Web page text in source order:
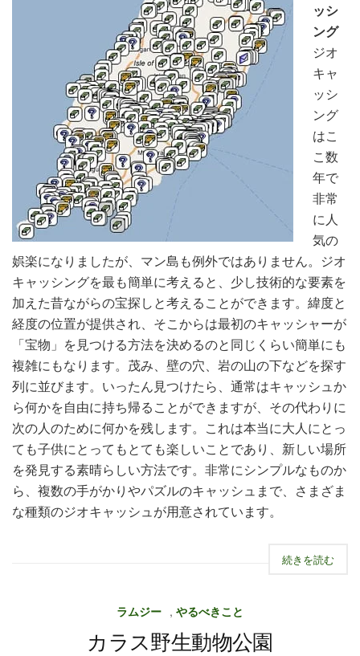
ッシ
ング
ジオ
キャ
ッシ
ング
はこ
こ数
年で
非常
に人
気の
娯楽になりましたが、マン島も例外ではありません。ジオ
キャッシングを最も簡単に考えると、少し技術的な要素を
加えた昔ながらの宝探しと考えることができます。緯度と
経度の位置が提供され、そこからは最初のキャッシャーが
「宝物」を見つける方法を決めるのと同じくらい簡単にも
複雑にもなります。茂み、壁の穴、岩の山の下などを探す
列に並びます。いったん見つけたら、通常はキャッシュか
ら何かを自由に持ち帰ることができますが、その代わりに
次の人のために何かを残します。これは本当に大人にとっ
ても子供にとってもとても楽しいことであり、新しい場所
を発見する素晴らしい方法です。非常にシンプルなものか
ら、複数の手がかりやパズルのキャッシュまで、さまざま
な種類のジオキャッシュが用意されています。
続きを読む
ラムジー , やるべきこと
カラス野生動物公園